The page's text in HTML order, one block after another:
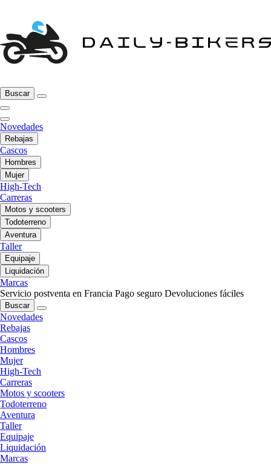
Buscar
Novedades
Rebajas
Cascos
Hombres
Mujer
High-Tech
Carreras
Motos y scooters
Todoterreno
Aventura
Taller
Equipaje
Liquidación
Marcas
Servicio postventa en Francia Pago seguro Devoluciones fáciles
Buscar
Novedades
Rebajas
Cascos
Hombres
Mujer
High-Tech
Carreras
Motos y scooters
Todoterreno
Aventura
Taller
Equipaje
Liquidación
Marcas